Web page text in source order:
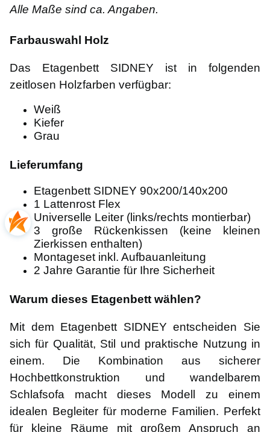
Alle Maße sind ca. Angaben.
Farbauswahl Holz
Das Etagenbett SIDNEY ist in folgenden
zeitlosen Holzfarben verfügbar:
Weiß
Kiefer
Grau
Lieferumfang
Etagenbett SIDNEY 90x200/140x200
1 Lattenrost Flex
Universelle Leiter (links/rechts montierbar)
3 große Rückenkissen (keine kleinen
Zierkissen enthalten)
Montageset inkl. Aufbauanleitung
2 Jahre Garantie für Ihre Sicherheit
Warum dieses Etagenbett wählen?
Mit dem Etagenbett SIDNEY entscheiden Sie
sich für Qualität, Stil und praktische Nutzung in
einem. Die Kombination aus sicherer
Hochbettkonstruktion und wandelbarem
Schlafsofa macht dieses Modell zu einem
idealen Begleiter für moderne Familien. Perfekt
für kleine Räume mit großem Anspruch an